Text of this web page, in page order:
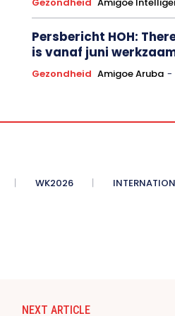
Gezondheid Amigoe
Persbericht HOH:
is vanaf juni
Gezondheid Amigoe Aruba -
WK2026
NEXT ARTICLE